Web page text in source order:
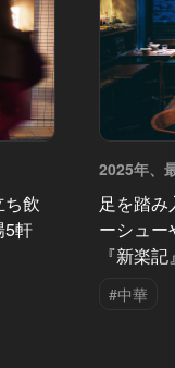
飲
5軒
2025年、
足を踏
ーシュ
『新楽
#中華